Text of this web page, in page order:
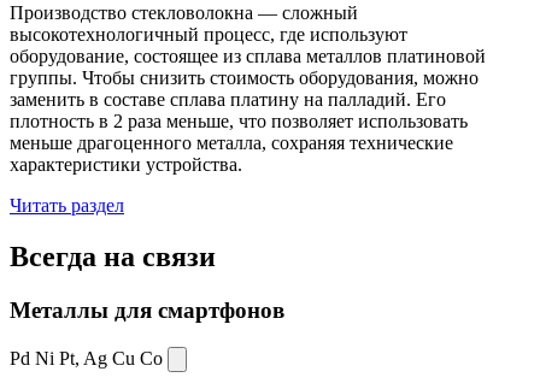
Производство стекловолокна — сложный
высокотехнологичный процесс, где используют
оборудование, состоящее из сплава металлов платиновой
группы. Чтобы снизить стоимость оборудования, можно
заменить в составе сплава платину на палладий. Его
плотность в 2 раза меньше, что позволяет использовать
меньше драгоценного металла, сохраняя технические
характеристики устройства.
Читать раздел
Всегда на связи
Металлы для смартфонов
Pd Ni Pt, Ag Cu Co